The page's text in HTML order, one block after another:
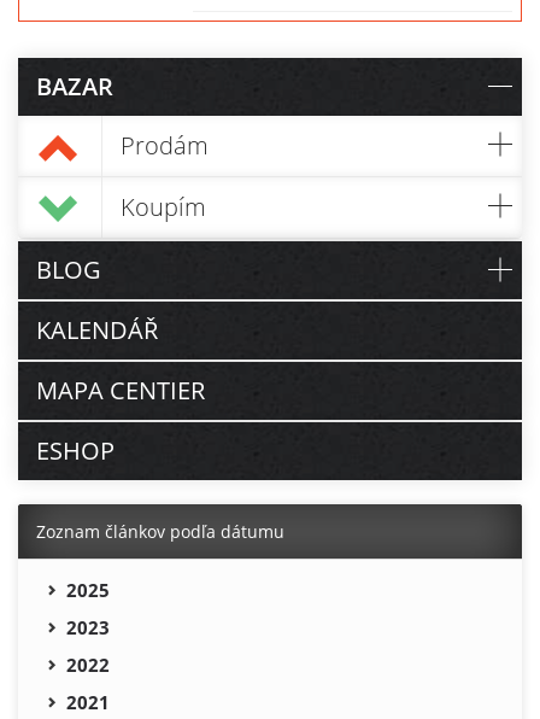
BAZAR
Prodám
Koupím
BLOG
KALENDÁŘ
MAPA CENTIER
ESHOP
Zoznam článkov podľa dátumu
2025
2023
2022
2021